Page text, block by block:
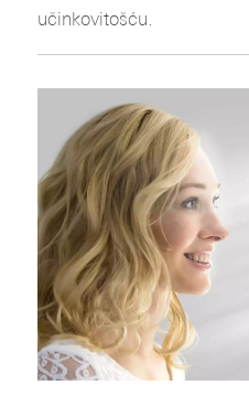
učinkovitošću.